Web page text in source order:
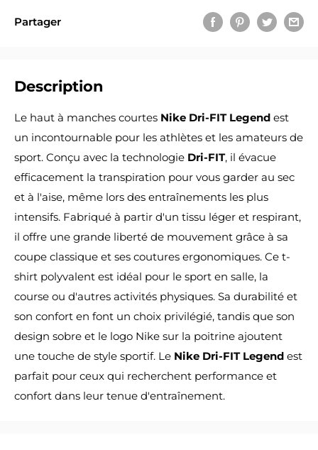
Partager
Description
Le haut à manches courtes Nike Dri-FIT Legend est
un incontournable pour les athlètes et les amateurs de
sport. Conçu avec la technologie Dri-FIT, il évacue
efficacement la transpiration pour vous garder au sec
et à l'aise, même lors des entraînements les plus
intensifs. Fabriqué à partir d'un tissu léger et respirant,
il offre une grande liberté de mouvement grâce à sa
coupe classique et ses coutures ergonomiques. Ce t-
shirt polyvalent est idéal pour le sport en salle, la
course ou d'autres activités physiques. Sa durabilité et
son confort en font un choix privilégié, tandis que son
design sobre et le logo Nike sur la poitrine ajoutent
une touche de style sportif. Le Nike Dri-FIT Legend est
parfait pour ceux qui recherchent performance et
confort dans leur tenue d'entraînement.